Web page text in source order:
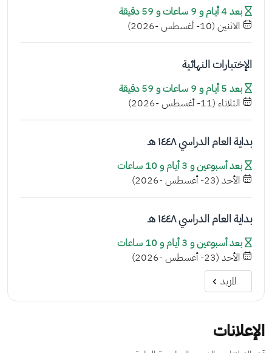
بعد 4 أيام و 9 ساعات و 59 دقيقة
الاثنين (10- أغسطس -2026)
الإختبارات النهائية
بعد 5 أيام و 9 ساعات و 59 دقيقة
الثلاثاء (11- أغسطس -2026)
بداية العام الدراسي ١٤٤٨ هـ
بعد أسبوعين و 3 أيام و 10 ساعات
الأحد (23- أغسطس -2026)
بداية العام الدراسي ١٤٤٨ هـ
بعد أسبوعين و 3 أيام و 10 ساعات
الأحد (23- أغسطس -2026)
المزيد
الإعلانات